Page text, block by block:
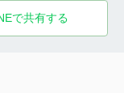
で共有する